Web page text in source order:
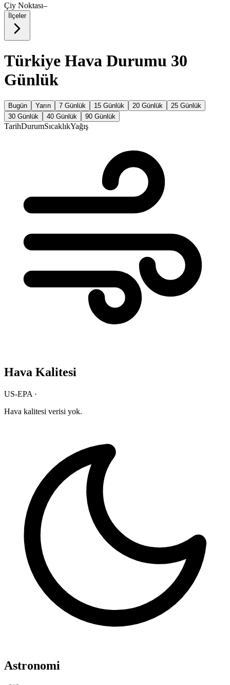
Çiy Noktası–
İlçeler
Türkiye Hava Durumu 30
Günlük
Bugün Yarın 7 Günlük 15 Günlük 20 Günlük
25 Günlük
30 Günlük
40 Günlük 90 Günlük
TarihDurumSıcaklıkYağış
Hava Kalitesi
US-EPA ·
Hava kalitesi verisi yok.
Astronomi